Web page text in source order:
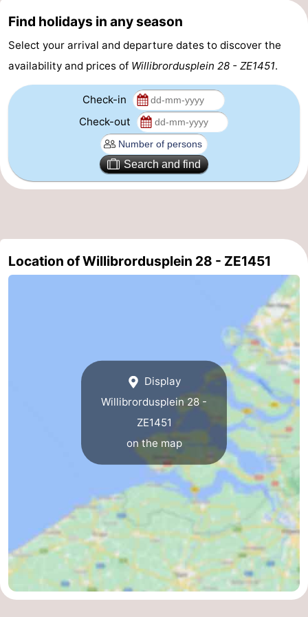
courses
Sportfishing
Food
&
Beverages
Events
Ring
Route
Parking
Medical
addresses
Region
Oosterschelde
Burgh
Haamstede
-
Nature
Walcheren
Find holidays in any season
Select your arrival and departure dates to discover the
availability and prices of Willibrordusplein 28 - ZE1451.
Check-in
Check-out
Search and find
Location of Willibrordusplein 28 - ZE1451
Display
Willibrordusplein 28 -
ZE1451
on the map